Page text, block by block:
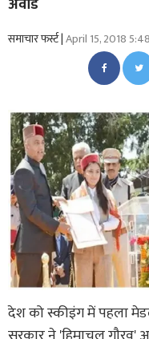
अवॉर्ड
समाचार फर्स्ट |April 15, 2018
देश को स्कीइंग में पहला